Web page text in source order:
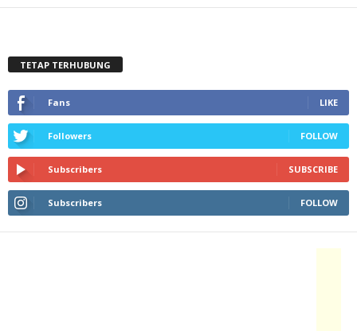
TETAP TERHUBUNG
Fans LIKE
Followers FOLLOW
Subscribers SUBSCRIBE
Subscribers FOLLOW